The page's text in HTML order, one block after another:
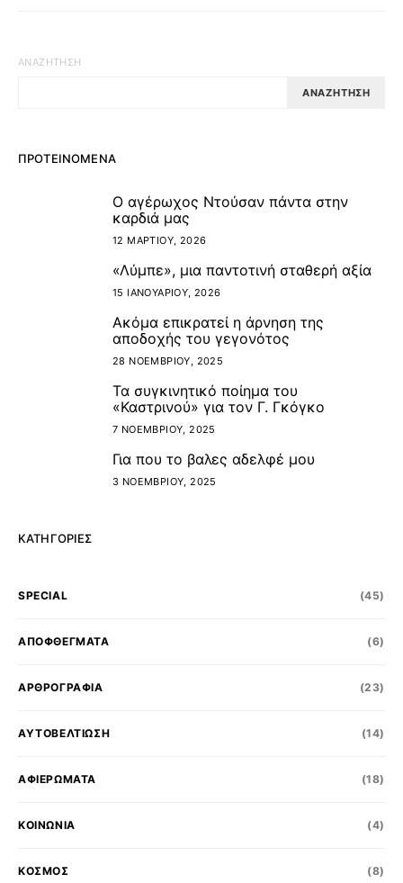
ΑΝΑΖΉΤΗΣΗ
ΑΝΑΖΉΤΗΣΗ
ΠΡΟΤΕΙΝΌΜΕΝΑ
Ο αγέρωχος Ντούσαν πάντα στην
καρδιά μας
12 ΜΑΡΤΊΟΥ, 2026
«Λύμπε», μια παντοτινή σταθερή αξία
15 ΙΑΝΟΥΑΡΊΟΥ, 2026
Ακόμα επικρατεί η άρνηση της
αποδοχής του γεγονότος
28 ΝΟΕΜΒΡΊΟΥ, 2025
Τα συγκινητικό ποίημα του
«Καστρινού» για τον Γ. Γκόγκο
7 ΝΟΕΜΒΡΊΟΥ, 2025
Για που το βαλες αδελφέ μου
3 ΝΟΕΜΒΡΊΟΥ, 2025
ΚΑΤΗΓΟΡΊΕΣ
SPECIAL (45)
ΑΠΟΦΘΕΓΜΑΤΑ (6)
ΑΡΘΡΟΓΡΑΦΙΑ (23)
ΑΥΤΟΒΕΛΤΙΩΣΗ (14)
ΑΦΙΕΡΩΜΑΤΑ (18)
ΚΟΙΝΩΝΊΑ (4)
ΚΟΣΜΟΣ (8)